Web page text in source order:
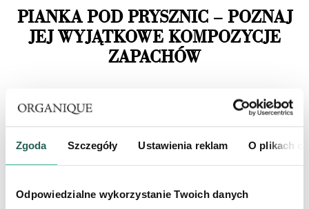
Zgoda Szczegóły Ustawienia reklam O plikach
Odpowiedzialne wykorzystanie Twoich danych
PIANKA POD PRYSZNIC –POZNAJ
JEJ WYJĄTKOWE KOMPOZYCJE
ZAPACHÓW
najprzyjemniejszych momentów, kiedy kupujemy
pod nasz gust, tym większa radość z zastosowania.